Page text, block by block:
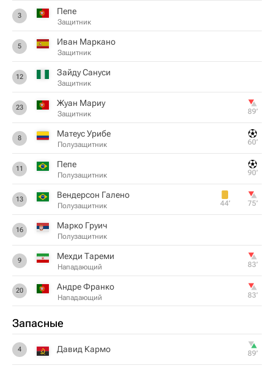
3 Пепе
Защитник
5 Иван Маркано
Защитник
12 Зайду Сануси
Защитник
23 Жуан Мариу
Защитник 89‎’‎
8 Матеус Урибе
Полузащитник 60‎’‎
11 Пепе
Полузащитник 90‎’‎
13 Вендерсон Галено
Полузащитник 44‎’‎ 75‎’‎
16 Марко Груич
Полузащитник
9 Мехди Тареми
Нападающий 83‎’‎
20 Андре Франко
Нападающий 83‎’‎
Запасные
4 Давид Кармо 89‎’‎